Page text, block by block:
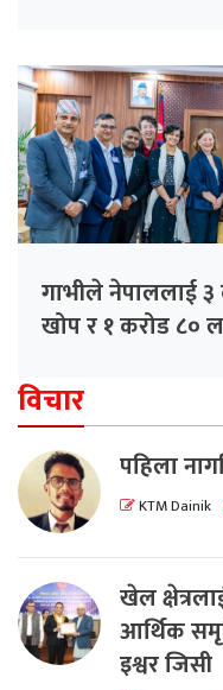
गाभीले नेपाललाई
खोप र १ करोड ८०
विचार
पहिला
KTM Dainik
खेल
आर्थिक
इश्वर जिसी